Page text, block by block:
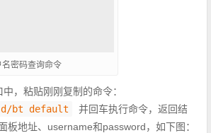
名密码查询命令
，粘贴刚刚复制的命令：
bt default
并回车执行命令，返回结
板地址、username和password，如下图：